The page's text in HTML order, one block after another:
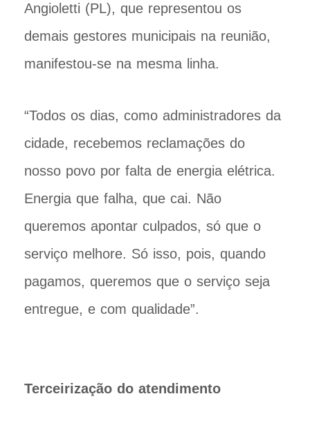
Angioletti (PL), que representou os
demais gestores municipais na reunião,
manifestou-se na mesma linha.
“Todos os dias, como administradores da
cidade, recebemos reclamações do
nosso povo por falta de energia elétrica.
Energia que falha, que cai. Não
queremos apontar culpados, só que o
serviço melhore. Só isso, pois, quando
pagamos, queremos que o serviço seja
entregue, e com qualidade”.
Terceirização do atendimento